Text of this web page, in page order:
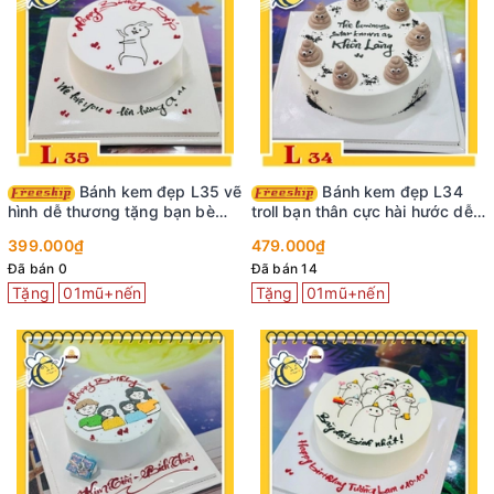
Bánh kem đẹp L35 vẽ
hình dễ thương tặng bạn bè
399.000₫
Đã bán 0
Tặng 01mũ+nến
troll bạn thân cực hài hước dễ
479.000₫
Đã bán 14
Tặng 01mũ+nến